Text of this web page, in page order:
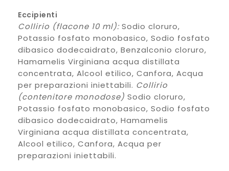
Eccipienti
Collirio (flacone 10 ml):Sodio cloruro,
Potassio fosfato monobasico, Sodio fosfato
dibasico dodecaidrato, Benzalconio cloruro,
Hamamelis Virginiana acqua distillata
concentrata, Alcool etilico, Canfora, Acqua
per preparazioni iniettabili. Collirio
(contenitore monodose) Sodio cloruro,
Potassio fosfato monobasico, Sodio fosfato
dibasico dodecaidrato, Hamamelis
Virginiana acqua distillata concentrata,
Alcool etilico, Canfora, Acqua per
preparazioni iniettabili.